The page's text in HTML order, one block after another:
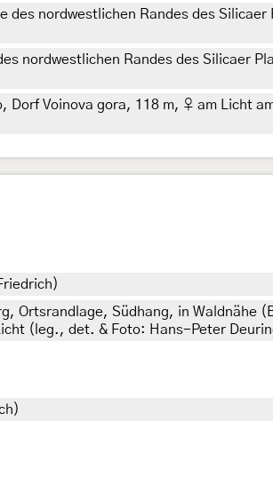
des nordwestlichen Randes des
nordwestlichen Randes des Silicaer
Dorf Voinova gora, 118 m, ♀ am Licht
Ortsrandlage, Südhang, in Waldnähe
(leg., det. & Foto: Hans-Peter